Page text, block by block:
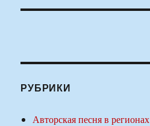
РУБРИКИ
Авторская песня в регионах